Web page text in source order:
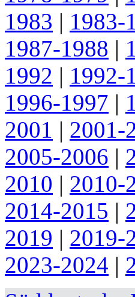
1983 | 1983-
1987-1988 |
1992 | 1992-
1996-1997 |
2001 | 2001-
2005-2006 |
2010 | 2010-
2014-2015 |
2019 | 2019-
2023-2024 |